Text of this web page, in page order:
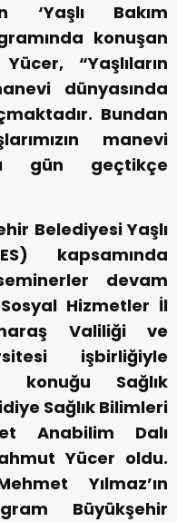
‘Yaşlı Bakım
konuşan
“Yaşlıların
dünyasında
Bundan
manevi
gün geçtikçe
Belediyesi Yaşlı
kapsamında
devam
Hizmetler İl
Valiliği ve
işbirliğiyle
konuğu Sağlık
Sağlık Bilimleri
Anabilim Dalı
Yücer oldu.
Yılmaz’ın
Büyükşehir